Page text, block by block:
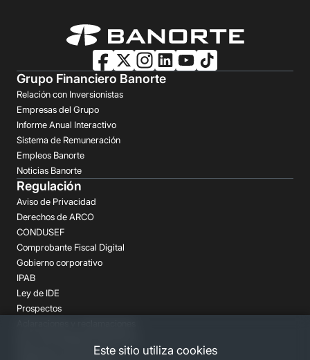
Este sitio utiliza cookies
Grupo Financiero Banorte
Relación con Inversionistas
Empresas del Grupo
Informe Anual Interactivo
Sistema de Remuneración
Empleos Banorte
Noticias Banorte
Regulación
Aviso de Privacidad
Derechos de ARCO
CONDUSEF
Comprobante Fiscal Digital
Gobierno corporativo
IPAB
Ley de IDE
Prospectos
Despachos de Cobranza